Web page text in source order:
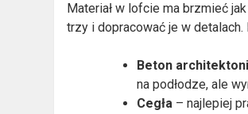
Materiał w lofcie ma brzmieć
trzy i dopracować je w
Beton
na podłodze, ale
Cegła – najlepiej